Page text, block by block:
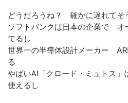
どうだろうね？ 確かに遅れてそ
ソフトバンクは日本の企業で オ
てるし
世界一の半導体設計メーカー
る
やばいAI「クロード・ミュトス」
使えるし